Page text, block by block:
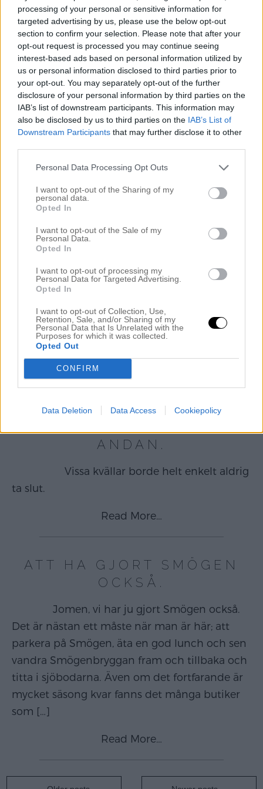
processing of your personal or sensitive information for
targeted advertising by us, please use the below opt-out
section to confirm your selection. Please note that after your
opt-out request is processed you may continue seeing
interest-based ads based on personal information utilized by
us or personal information disclosed to third parties prior to
your opt-out. You may separately opt-out of the further
disclosure of your personal information by third parties on the
IAB’s list of downstream participants. This information may
also be disclosed by us to third parties on the IAB’s List of
Downstream Participants that may further disclose it to other
Personal Data Processing Opt Outs
I want to opt-out of the Sharing of my
personal data.
Opted In
I want to opt-out of the Sale of my
Personal Data.
Opted In
I want to opt-out of processing my
Personal Data for Targeted Advertising.
Opted In
I want to opt-out of Collection, Use,
Retention, Sale, and/or Sharing of my
Personal Data that Is Unrelated with the
Purposes for which it was collected.
Opted Out
CONFIRM
Data Deletion Data Access Cookiepolicy
cape – busnel // tröja – h&m // byxor –
malene birger // skor – gamla friis Och så
lämnar vi Västkusten för den här gången.
Lämnar kvar klipporna och havet och
krabborna och alla sjöstjärnor som Buse
plockat upp och kastat i igen, lämnar det vita
huset[…]
ATT HA FÅTT SOLEN
t-shirt – SheIn (här) // byxor – OnePiece
(köpta på Smögenbryggan men finns även
här) Och så fick vi solen tillbaka! Efter dagar
upp igår och gav sommarväder. Vi var inte
sena att ta tillvara på strålarna och gav oss ner
Read More…
ANDAN.
Vissa kvällar borde helt enkelt aldrig
ta slut.
Read More…
ATT HA GJORT SMÖGEN
OCKSÅ.
Jomen, vi har ju gjort Smögen också.
Det är nästan ett måste när man är här; att
parkera på Smögen, äta en god lunch och sen
vandra Smögenbryggan fram och tillbaka och
titta i sjöbodarna. Även om det fortfarande är
mycket säsong kvar fanns det många butiker
som […]
Read More…